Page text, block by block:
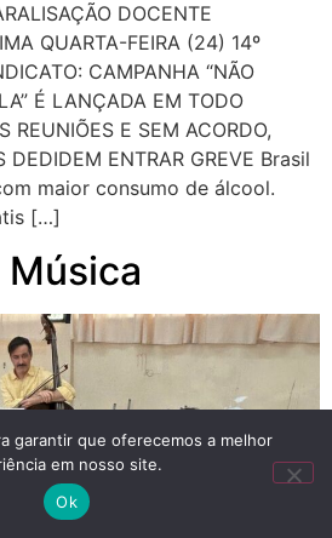
DOCENTE
QUARTA-FEIRA (24) 14º
CAMPANHA “NÃO
É LANÇADA EM TODO
REUNIÕES E SEM ACORDO,
DEDIDEM ENTRAR GREVE Brasil
maior consumo de álcool.
[…]
garantir que oferecemos a melhor
em nosso site.
Ok